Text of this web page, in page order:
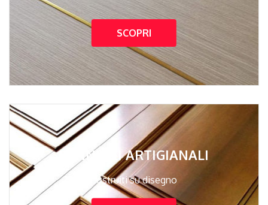
SCOPRI
PANNELLI ARTIGIANALI
Costruiti su disegno